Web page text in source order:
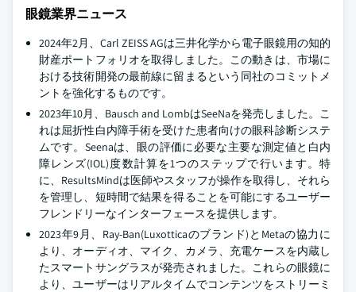
眼鏡業界ニュース
2024年2月、Carl ZEISS AGは三井化学から電子眼鏡用の知的
財産ポートフォリオを取得しました。この動きは、市場に
おける技術開発の最前線に留まるという同社のコミットメ
ントを強化するものです。
2023年10月、Bausch and LombはSeeNaを発売しました。こ
れは屈折性白内障手術を受けた患者向けの眼科診断システ
ムです。Seenaは、眼の評価に必要な主要な測定値と白内
障レンズ(IOL)度数計算を1つのステップで行います。特
に、ResultsMindは医師やスタッフが操作を取得し、それら
を管理し、短時間で結果を得ることを可能にするユーザー
フレンドリーなインターフェースを提供します。
2023年9月、Ray-Ban(Luxotticaのブランド)とMetaの協力に
より、オーディオ、マイク、カメラ、充電ケースを内蔵し
たスマートサングラスが発売されました。これらの眼鏡に
より、ユーザーはリアルタイムでコンテンツをストリーミ